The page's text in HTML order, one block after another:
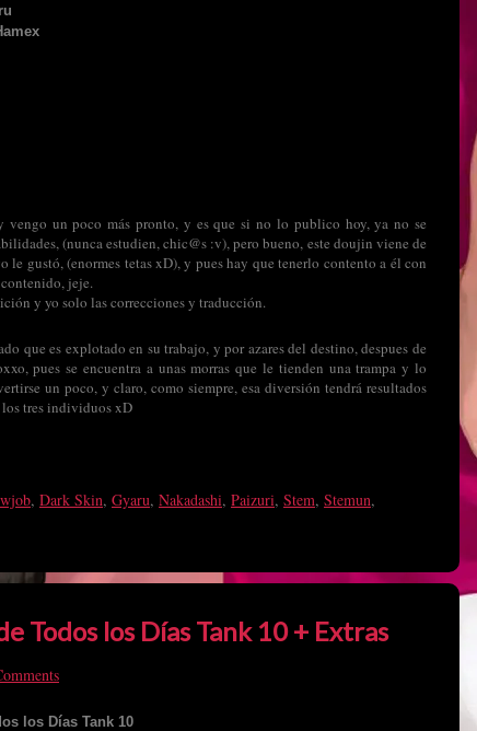
vengo un poco más pronto, y es que si no lo publico hoy, ya no se
(nunca estudien, chic@s :v), pero bueno, este doujin viene de
le gustó, (enormes tetas xD), y pues hay que tenerlo contento a él con
jeje.
y yo solo las correcciones y traducción.
que es explotado en su trabajo, y por azares del destino, despues de
pues se encuentra a unas morras que le tienden una trampa y lo
un poco, y claro, como siempre, esa diversión tendrá resultados
los tres individuos xD
, Dark Skin, Gyaru, Nakadashi, Paizuri, Stem, Stemun,
Todos los Días Tank 10 + Extras
los Días Tank 10